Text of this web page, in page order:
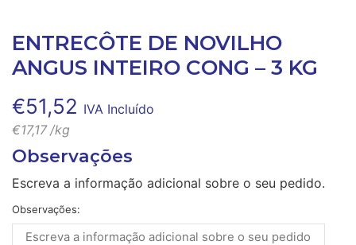
ENTRECÔTE DE NOVILHO
ANGUS INTEIRO CONG – 3 KG
€51,52 IVA Incluído
€17,17 /kg
Observações
Escreva a informação adicional sobre o seu pedido.
Observações: